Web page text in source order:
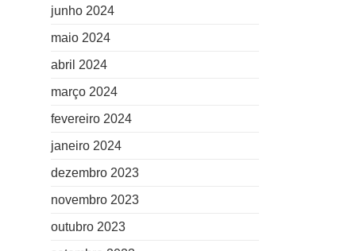
junho 2024
maio 2024
abril 2024
março 2024
fevereiro 2024
janeiro 2024
dezembro 2023
novembro 2023
outubro 2023